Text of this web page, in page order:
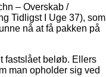
– Overskab /
Tidligst I Uge 37), som
nå at få pakken på
fastslået beløb. Ellers
man opholder sig ved